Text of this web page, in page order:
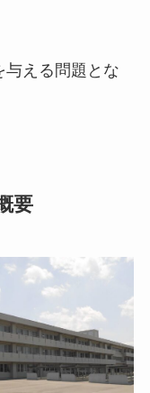
与える問題とな
要